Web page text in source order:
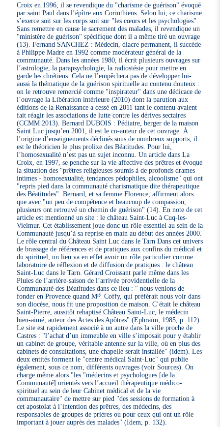
Croix en 1996, il se revendique du "charisme de guérison" évoqué
par saint Paul dans l’épître aux Corinthiens. Selon lui, ce charisme
s’exerce soit sur les corps soit sur "les cœurs et les psychologies".
Sans remettre en cause le sacrement des malades, il revendique un
"ministère de guérison" spécifique dont il a même tiré un ouvrage
(13). Fernand SANCHEZ : Médecin, diacre permanent, il succède
à Philippe Madre en 1992 comme modérateur général de la
communauté. Dans les années 1980, il écrit plusieurs ouvrages sur
l’astrologie, la parapsychologie, la radiostésie pour mettre en
garde les chrétiens. Cela ne l’empêchera pas de développer lui-
aussi la thématique de la guérison spirituelle au contenu douteux :
on le retrouve remercié comme "inspirateur" dans une dédicace de
l’ouvrage la Libération intérieure (2010) dont la parution aux
éditions de la Renaissance a cessé en 2011 tant le contenu avaient
fait réagir les associations de lutte contre les dérives sectaires
(CCMM 2013). Bernard DUBOIS : Pédiatre, berger de la maison
Saint Luc jusqu’en 2001, il est le co-auteur de cet ouvrage. À
l’origine d’enseignements déclinés sous de nombreux supports, il
est le théoricien le plus prolixe des Béatitudes. Pour lui,
l’homosexualité n’est pas un sujet inconnu. Un article dans La
Croix, en 1997, se penche sur la vie affective des prêtres et évoque
la situation des "prêtres religieuses soumis à de profonds drames
intimes - homosexualité, tendances pédophiles, alcoolisme" qui ont
"repris pied dans la communauté charismatique dite thérapeutique
des Béatitudes". Bernard, et sa femme Florence, affirment alors
que avec "un peu de compétence et beaucoup de compassion,
plusieurs ont retrouvé un chemin de guérison" (14). En note de cet
article est mentionné un site : le château Saint-Luc à Cuq-les-
Vielmur. Cet établissement joue donc un rôle essentiel au sein de la
Communauté jusqu’à sa reprise en main au début des années 2000.
Le rôle central du Château Saint Luc dans le Tarn Dans cet univers
de brassage de références et de pratiques aux confins du médical et
du spirituel, un lieu va en effet avoir un rôle particulier comme
laboratoire de réflexion et de diffusion de pratiques : le château
Saint-Luc dans le Tarn. Gérard Croissant parle même dans les
Pluies de l’arrière-saison de l’arrivée providentielle de la
Communauté des Béatitudes dans ce lieu : " nous venions de
fonder en Provence quand Mgr Coffy, qui préférait nous voir dans
son diocèse, nous fit une proposition de maison. C’était le château
Saint-Pierre, aussitôt rebaptisé Château Saint-Luc, le médecin
bien-aimé, auteur des Actes des Apôtres" (Ephraïm, 1985, p. 112).
Le site est rapidement associé à un autre dans la ville proche de
Castres : "l’achat d’un immeuble en ville s’imposait pour y établir
un cabinet de groupe, véritable antenne sur la ville, où en plus des
cabinets de consultations, une chapelle serait installée" (idem). Les
deux entités forment le "centre médical Saint-Luc" qui publie
également, sous ce nom, différents ouvrages (voir Sources). On
charge même alors "les "médecins et psychologues [de la
Communauté] orientés vers l’accueil thérapeutique médico-
spirituel au sein de leur Cabinet médical et de la vie
communautaire" de mettre sur pied "des sessions de formation à
cet apostolat à l’intention des prêtres, des médecins, des
responsables de groupes de prières ou pour ceux qui ont un rôle
important à jouer auprès des malades" (Idem, p. 132).